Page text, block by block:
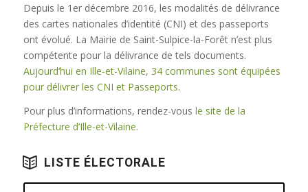
Depuis le 1er décembre 2016, les modalités de délivrance
des cartes nationales d’identité (CNI) et des passeports
ont évolué. La Mairie de Saint-Sulpice-la-Forêt n’est plus
compétente pour la délivrance de tels documents.
Aujourd’hui en Ille-et-Vilaine, 34 communes sont équipées
pour délivrer les CNI et Passeports.
Pour plus d’informations, rendez-vous le site de la
Préfecture d’Ille-et-Vilaine.
LISTE ÉLECTORALE